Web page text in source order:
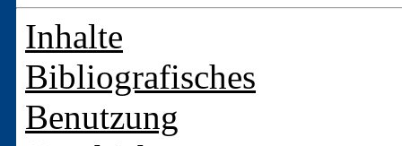
Inhalte
Bibliografisches
Benutzung